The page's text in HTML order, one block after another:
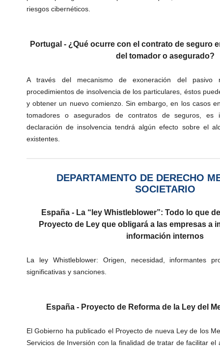
riesgos cibernéticos.
Portugal - ¿Qué ocurre con el contrato de seguro
del tomador o asegurado?
A través del mecanismo de exoneración del pasivo
procedimientos de insolvencia de los particulares, éstos
y obtener un nuevo comienzo. Sin embargo, en los casos
tomadores o asegurados de contratos de seguros, es
declaración de insolvencia tendrá algún efecto sobre el
existentes.
DEPARTAMENTO DE DERECHO
SOCIETARIO
España - La “ley Whistleblower”: Todo lo que
Proyecto de Ley que obligará a las empresas a
información internos
La ley Whistleblower: Origen, necesidad, informantes
significativas y sanciones.
España - Proyecto de Reforma de la Ley del
El Gobierno ha publicado el Proyecto de nueva Ley de los
Servicios de Inversión con la finalidad de tratar de facilitar el